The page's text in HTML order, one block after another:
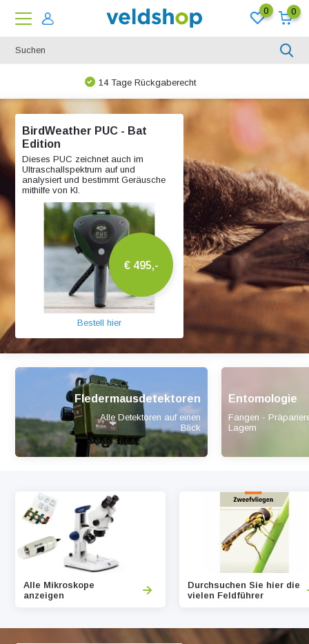
0 0
Bei uns ist nichts unmöglich!
BirdWeather PUC - Bat
Edition
Dieses PUC zeichnet auch im
Ultraschallspektrum auf und
analysiert und bestimmt Geräusche
mithilfe von KI.
€ 495,-
Bestell hier
Fledermausdetektoren
Alle Detektoren auf einen
Blick
Entomologie
Fangen -
Lagern
Alle Mikroskope
anzeigen
Durchsuchen Sie hier die
vielen Feldführer